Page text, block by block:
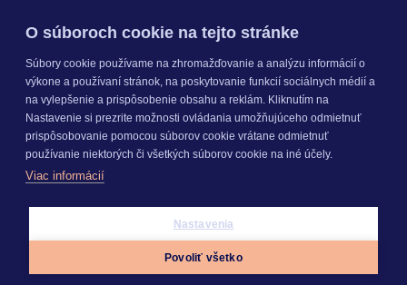
OdoberajteNOVINKY
O nás
Copyright © 2026 KROS a. s.
Prihlásiť sa
O súboroch cookie na tejto stránke
Súbory cookie používame na zhromažďovanie a analýzu informácií o
výkone a používaní stránok, na poskytovanie funkcií sociálnych médií a
na vylepšenie a prispôsobenie obsahu a reklám. Kliknutím na
Nastavenie si prezrite možnosti ovládania umožňujúceho odmietnuť
prispôsobovanie pomocou súborov cookie vrátane odmietnuť
používanie niektorých či všetkých súborov cookie na iné účely.
Viac informácií
Nastavenia
Povoliť všetko